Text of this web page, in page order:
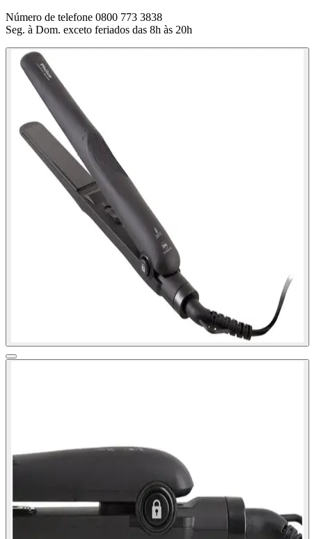
Número de telefone 0800 773 3838
Seg. à Dom. exceto feriados das 8h às 20h